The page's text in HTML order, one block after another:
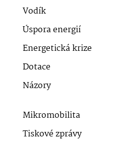
Vodík
Úspora energií
Energetická krize
Dotace
Názory
Mikromobilita
Tiskové zprávy